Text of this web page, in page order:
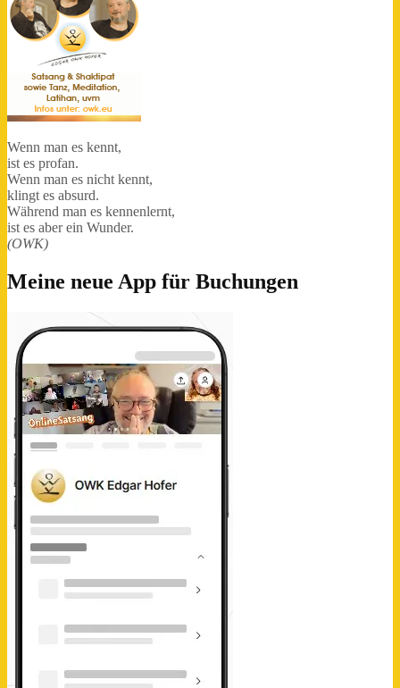
Wenn man es kennt,
ist es profan.
Wenn man es nicht kennt,
klingt es absurd.
Während man es kennenlernt,
ist es aber ein Wunder.
(OWK)
Meine neue App für Buchungen